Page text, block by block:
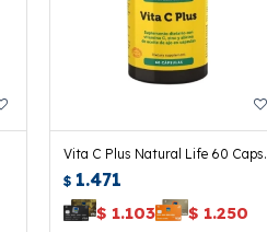
Vita C Plus Natural Life 60 Caps.
$ 1.471
$ 1.103 $ 1.250